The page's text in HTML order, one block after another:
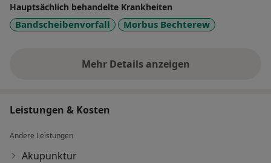
Hauptsächlich behandelte Krankheiten
Bandscheibenvorfall Morbus Bechterew
Mehr Details anzeigen
über Erfahrungen
Leistungen & Kosten
Andere Leistungen
Akupunktur